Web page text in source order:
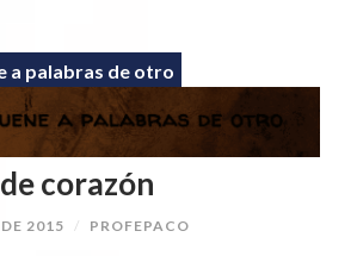
IB
A
DI
CI
E
N
ininterrumpida
a palabras de otro
corazón
2015 / PROFEPACO